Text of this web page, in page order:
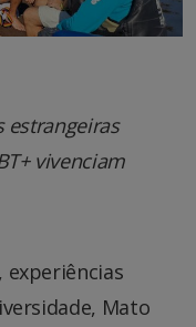
estrangeiras
vivenciam
experiências
Mato